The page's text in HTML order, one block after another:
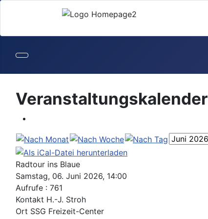
Veranstaltungskalender
Radtour ins Blaue
Samstag, 06. Juni 2026, 14:00
Aufrufe : 761
Kontakt H.-J. Stroh
Ort SSG Freizeit-Center